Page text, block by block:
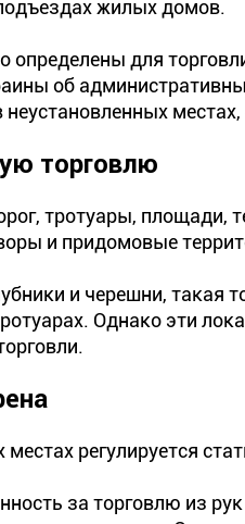
жилых домов.
для
об
торговлю
тротуары, площади,
и придомовые
и черешни, такая
Однако эти
регулируется
за торговлю из